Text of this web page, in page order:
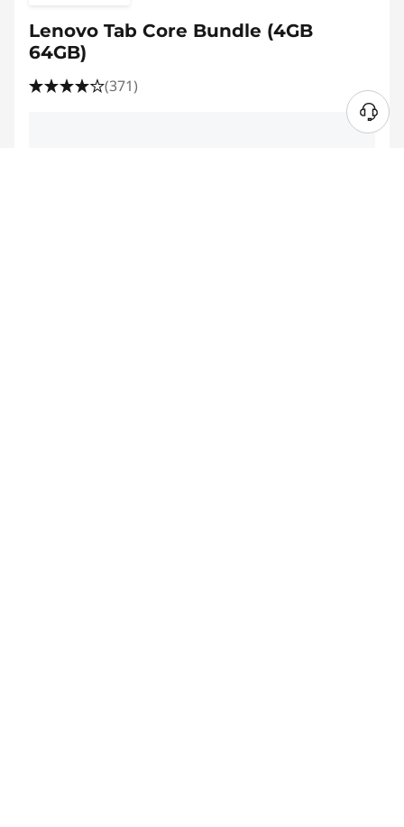
Lenovo Tab Core Bundle (4GB
64GB)
(371)